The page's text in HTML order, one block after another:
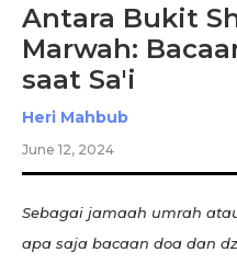
Antara Bukit
Marwah:
saat Sa'i
Heri Mahbub
June 12, 2024
Sebagai jamaah umrah
apa saja bacaan doa dan